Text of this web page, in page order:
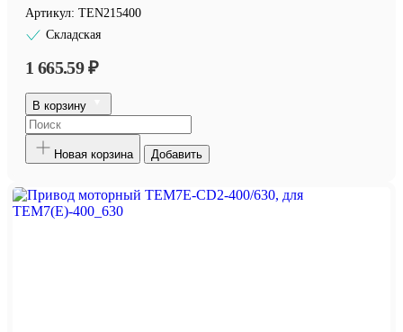
Артикул: TEN215400
Складская
1 665.59 ₽
В корзину
Новая корзина Добавить